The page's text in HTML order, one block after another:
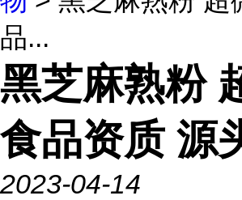
品...
黑芝麻熟粉
食品资质 源
2023-04-14